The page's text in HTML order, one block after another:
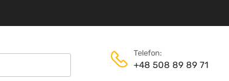
Telefon:
+48 508 89 89 71